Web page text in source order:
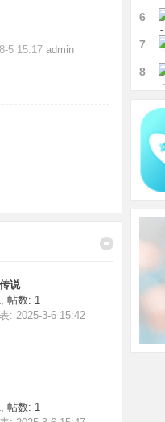
5 15:17 admin
说
, 帖数: 1
: 2025-3-6 15:42
, 帖数: 1
6
7
8